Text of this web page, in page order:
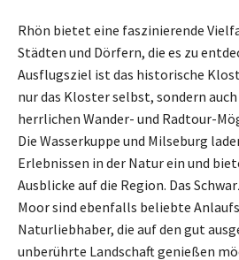
Rhön bietet eine faszinierende
Städten und Dörfern, die es zu
Ausflugsziel ist das historische
nur das Kloster selbst, sondern
herrlichen Wander- und Radtour-
Die Wasserkuppe und Milseburg
Erlebnissen in der Natur ein und
Ausblicke auf die Region. Das
Moor sind ebenfalls beliebte
Naturliebhaber, die auf den gut
unberührte Landschaft genießen